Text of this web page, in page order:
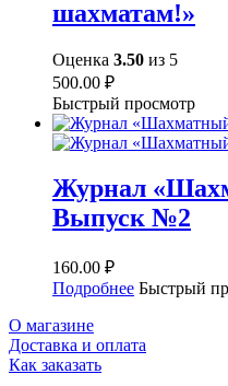
шахматам!»
Оценка 3.50 из 5
500.00 ₽
Быстрый просмотр
Журнал
Выпуск №2
160.00 ₽
Подробнее Быстрый
О магазине
Доставка и оплата
Как заказать